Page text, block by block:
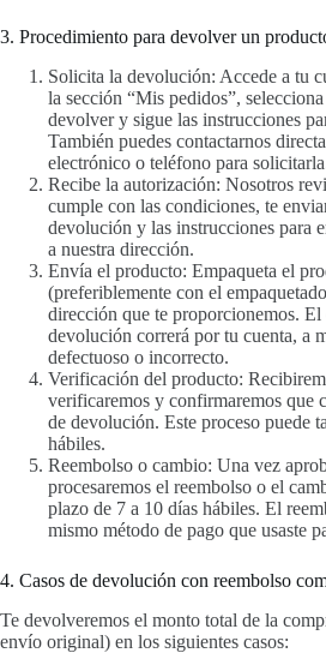
3. Procedimiento para devolver un
Solicita la devolución: Accede a tu
la sección “Mis pedidos”,
devolver y sigue las instrucciones
También puedes contactarnos
electrónico o teléfono para
Recibe la autorización: Nosotros
cumple con las condiciones, te
devolución y las instrucciones para
a nuestra dirección.
Envía el producto: Empaqueta el
(preferiblemente con el
dirección que te proporcionemos. El
devolución correrá por tu cuenta, a
defectuoso o incorrecto.
Verificación del producto:
verificaremos y confirmaremos que
de devolución. Este proceso puede
hábiles.
Reembolso o cambio: Una vez
procesaremos el reembolso o el
plazo de 7 a 10 días hábiles. El
mismo método de pago que usaste
4. Casos de devolución con reembolso
Te devolveremos el monto total de la
envío original) en los siguientes casos: